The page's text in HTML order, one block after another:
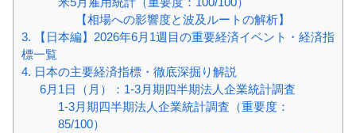
【相場への影響度と波及ルートの解析】
3. 【日本編】2026年6月1週目の重要経済イベント・経済指
標一覧
4. 日本の主要経済指標・徹底深掘り解説
6月1日（月）：1-3月期四半期法人企業統計調査
1-3月期四半期法人企業統計調査（重要度：
85/100）